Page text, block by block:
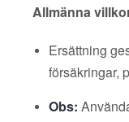
Allmänna
Ersättning
försäkringar,
Obs: